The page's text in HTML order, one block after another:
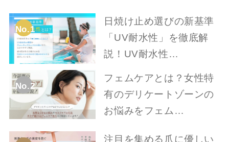
No.1
日焼け止め選びの新基準
「UV耐水性」を徹底解
説！UV耐水性…
No.2
フェムケアとは？女性特
有のデリケートゾーンの
お悩みをフェム…
注目を集める爪に優しい